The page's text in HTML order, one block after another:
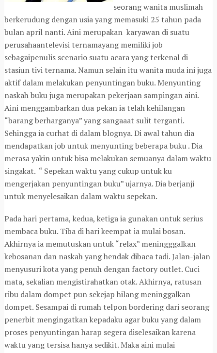
seorang wanita muslimah
berkerudung dengan usia yang memasuki 25 tahun pada
bulan april nanti. Aini merupakan karyawan di suatu
perusahaantelevisi ternamayang memiliki job
sebagaipenulis scenario suatu acara yang terkenal di
stasiun tivi ternama. Namun selain itu wanita muda ini juga
aktif dalam melakukan penyuntingan buku. Menyunting
naskah buku juga merupakan pekerjaan sampingan aini.
Aini menggambarkan dua pekan ia telah kehilangan
“barang berharganya” yang sangaaat sulit terganti.
Sehingga ia curhat di dalam blognya. Di awal tahun dia
mendapatkan job untuk menyunting beberapa buku . Dia
merasa yakin untuk bisa melakukan semuanya dalam waktu
singakat. “ Sepekan waktu yang cukup untuk ku
mengerjakan penyuntingan buku” ujarnya. Dia berjanji
untuk menyelesaikan dalam waktu sepekan.
Pada hari pertama, kedua, ketiga ia gunakan untuk serius
membaca buku. Tiba di hari keempat ia mulai bosan.
Akhirnya ia memutuskan untuk “relax” meningggalkan
kebosanan dan naskah yang hendak dibaca tadi. Jalan-jalan
menyusuri kota yang penuh dengan factory outlet. Cuci
mata, sekalian mengistirahatkan otak. Akhirnya, ratusan
ribu dalam dompet pun sekejap hilang meninggalkan
dompet. Sesampai di rumah telpon bordering dari seorang
penerbit mengingatkan kepadaku agar buku yang dalam
proses penyuntingan harap segera diselesaikan karena
waktu yang tersisa hanya sedikit. Maka aini mulai